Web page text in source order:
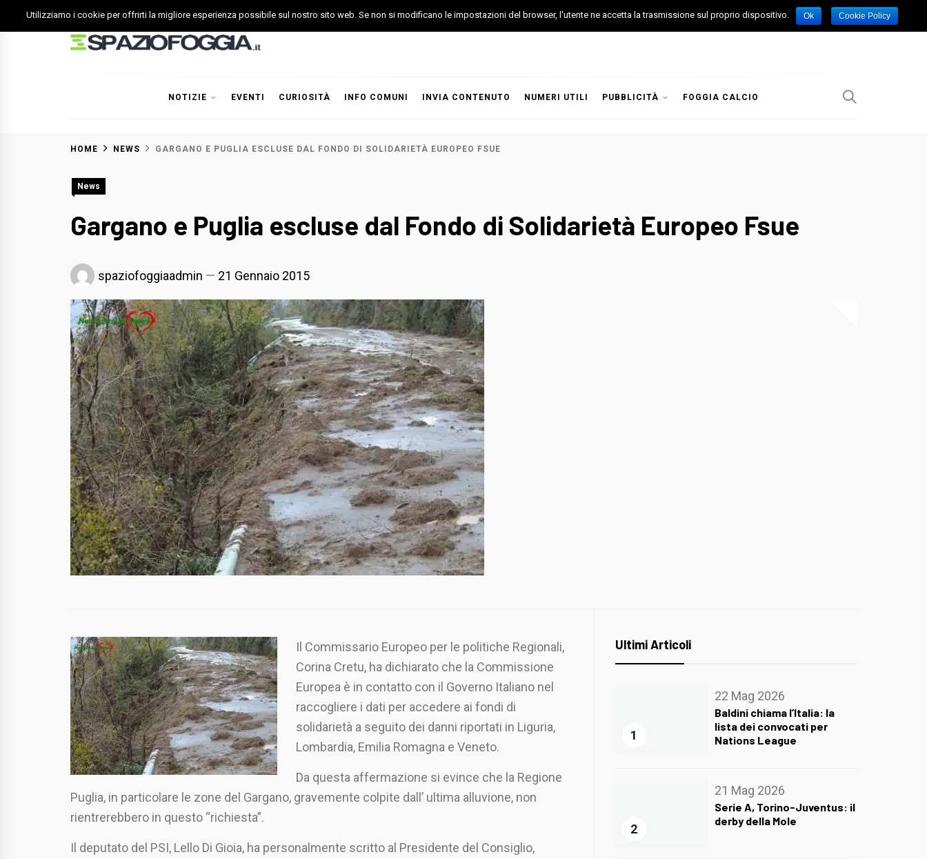
to
NOTIZIE EVENTI CURIOSITÀ INFO COMUNI INVIA CONTENUTO NUMERI UTILI PUBBLICITÀ FOGGIA CALCIO
HOME NEWS GARGANO E PUGLIA ESCLUSE DAL FONDO DI SOLIDARIETÀ EUROPEO FSUE
News
Gargano e Puglia escluse dal Fondo di Solidarietà Europeo Fsue
spaziofoggiaadmin 21 Gennaio 2015
Il Commissario Europeo per le politiche Regionali,
Corina Cretu, ha dichiarato che la Commissione
Europea è in contatto con il Governo Italiano nel
raccogliere i dati per accedere ai fondi di
solidarietà a seguito dei danni riportati in Liguria,
Lombardia, Emilia Romagna e Veneto.
Da questa affermazione si evince che la Regione
Puglia, in particolare le zone del Gargano, gravemente colpite dall’ ultima alluvione, non
rientrerebbero in questo “richiesta”.
Il deputato del PSI, Lello Di Gioia, ha personalmente scritto al Presidente del Consiglio,
Ultimi Articoli
1
22 Mag 2026
Baldini chiama l’Italia: la
lista dei convocati per
Nations League
2
21 Mag 2026
Serie A, Torino-Juventus: il
derby della Mole
Utilizziamo i cookie per offrirti la migliore esperienza possibile sul nostro sito web. Se non si modificano le impostazioni del browser, l'utente ne accetta la trasmissione sul proprio dispositivo. Ok Cookie Policy